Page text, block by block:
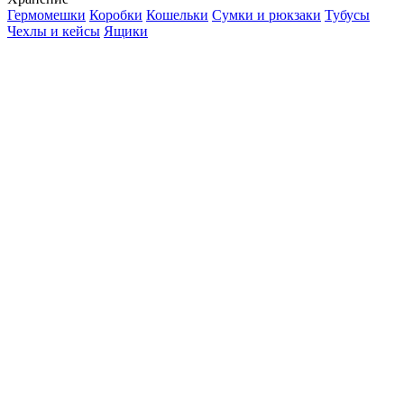
Гермомешки Коробки Кошельки Сумки и рюкзаки Тубусы
Чехлы и кейсы Ящики